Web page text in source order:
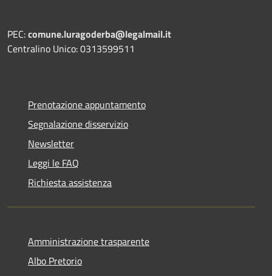
PEC:comune.luragoderba@legalmail.it
Centralino Unico: 0313599511
Prenotazione appuntamento
Segnalazione disservizio
Newsletter
Leggi le FAQ
Richiesta assistenza
Amministrazione trasparente
Albo Pretorio